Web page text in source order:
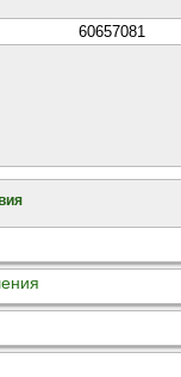
60657081